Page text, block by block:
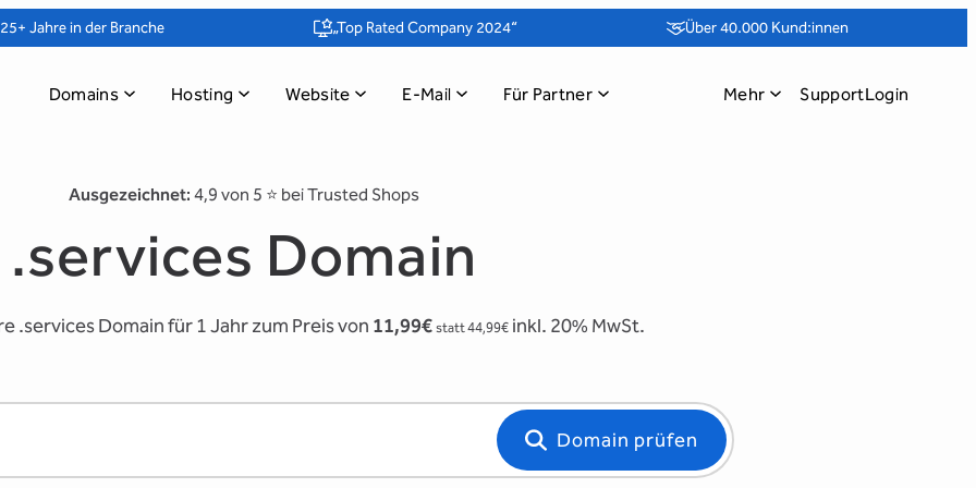
25+ Jahre in der Branche „Top Rated Company 2024“ Über 40.000 Kund:innen
Domains Hosting Website E-Mail Für Partner Mehr SupportLogin
Ausgezeichnet: 4,9 von 5 ⭐️ bei Trusted Shops
.services Domain
.services Domain für 1 Jahr zum Preis von 11,99€ statt 44,99€ inkl. 20% MwSt.
Domain prüfen